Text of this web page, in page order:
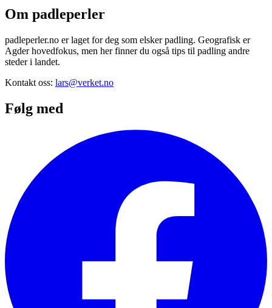
Om padleperler
padleperler.no er laget for deg som elsker padling. Geografisk er
Agder hovedfokus, men her finner du også tips til padling andre
steder i landet.
Kontakt oss: lars@verket.no
Følg med